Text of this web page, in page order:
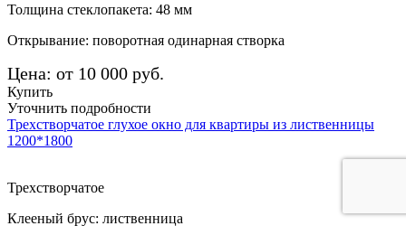
Толщина стеклопакета: 48 мм
Открывание: поворотная одинарная створка
Цена: от 10 000 руб.
Купить
Уточнить подробности
Трехстворчатое глухое окно для квартиры из лиственницы
1200*1800
Трехстворчатое
Клееный брус: лиственница